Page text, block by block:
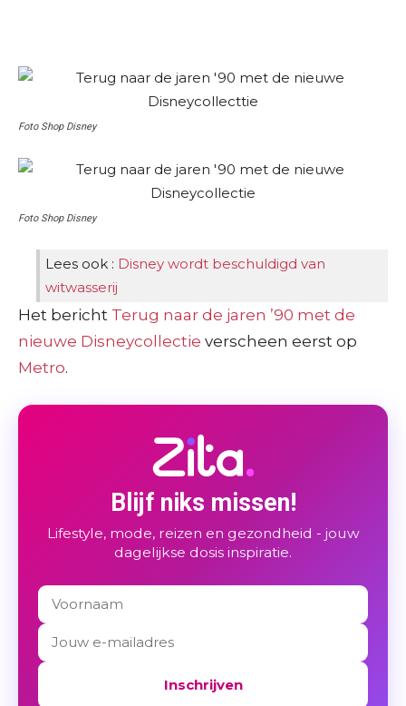
Foto Shop Disney
Foto Shop Disney
Lees ook : Disney wordt beschuldigd van
witwasserij
Het bericht Terug naar de jaren ’90 met de
nieuwe Disneycollectie verscheen eerst op
Metro.
Blijf niks missen!
Lifestyle, mode, reizen en gezondheid - jouw
dagelijkse dosis inspiratie.
Inschrijven